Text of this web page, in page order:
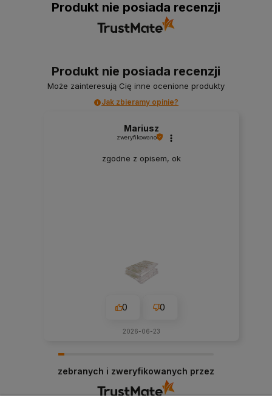
Produkt nie posiada recenzji
Produkt nie posiada recenzji
Może zainteresują Cię inne ocenione produkty
Jak zbieramy opinie?
Mariusz
zweryfikowano
zgodne z opisem, ok
0 0
2026-06-23
zebranych i zweryfikowanych przez